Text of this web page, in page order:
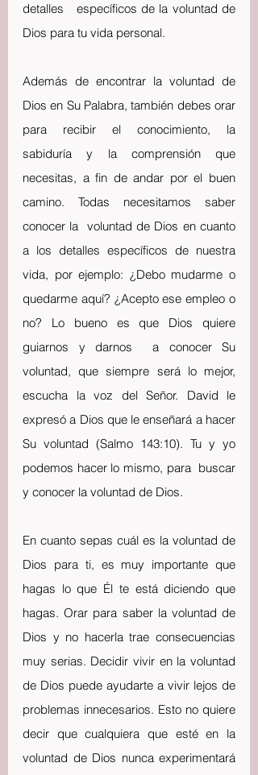
detalles   específicos de la voluntad de
Dios para tu vida personal.
Además de encontrar la voluntad de
Dios en Su Palabra, también debes orar
para recibir el conocimiento, la
sabiduría y la comprensión que
necesitas, a fin de andar por el buen
camino. Todas necesitamos saber
conocer la  voluntad de Dios en cuanto
a los detalles específicos de nuestra
vida, por ejemplo: ¿Debo mudarme o
quedarme aquí? ¿Acepto ese empleo o
no? Lo bueno es que Dios quiere
guiarnos y darnos  a conocer Su
voluntad, que siempre será lo mejor,
escucha la voz del Señor. David le
expresó a Dios que le enseñará a hacer
Su voluntad (Salmo 143:10). Tu y yo
podemos hacer lo mismo, para  buscar
y conocer la voluntad de Dios.
En cuanto sepas cuál es la voluntad de
Dios para ti, es muy importante que
hagas lo que Él te está diciendo que
hagas. Orar para saber la voluntad de
Dios y no hacerla trae consecuencias
muy serias. Decidir vivir en la voluntad
de Dios puede ayudarte a vivir lejos de
problemas innecesarios. Esto no quiere
decir que cualquiera que esté en la
voluntad de Dios nunca experimentará